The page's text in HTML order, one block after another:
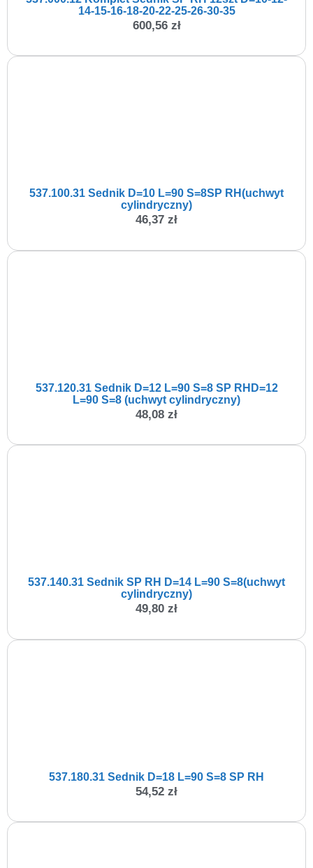
14-15-16-18-20-22-25-26-30-35
600,56 zł
537.100.31 Sednik D=10 L=90 S=8SP RH(uchwyt
cylindryczny)
46,37 zł
537.120.31 Sednik D=12 L=90 S=8 SP RHD=12
L=90 S=8 (uchwyt cylindryczny)
48,08 zł
537.140.31 Sednik SP RH D=14 L=90 S=8(uchwyt
cylindryczny)
49,80 zł
537.180.31 Sednik D=18 L=90 S=8 SP RH
54,52 zł